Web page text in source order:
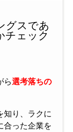
グスであ
チェック
ら選考落ちの
知り、ラクに
合った企業を